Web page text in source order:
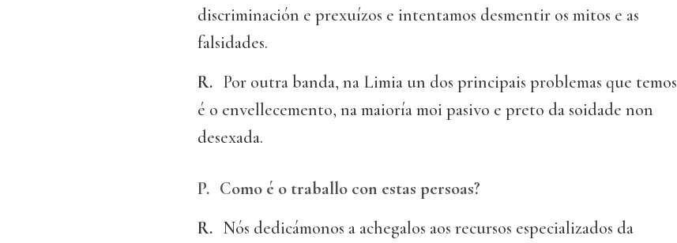
discriminación e prexuízos e intentamos desmentir os mitos e as
falsidades.
R. Por outra banda, na Limia un dos principais problemas que temos
é o envellecemento, na maioría moi pasivo e preto da soidade non
desexada.
P. Como é o traballo con estas persoas?
R. Nós dedicámonos a achegalos aos recursos especializados da